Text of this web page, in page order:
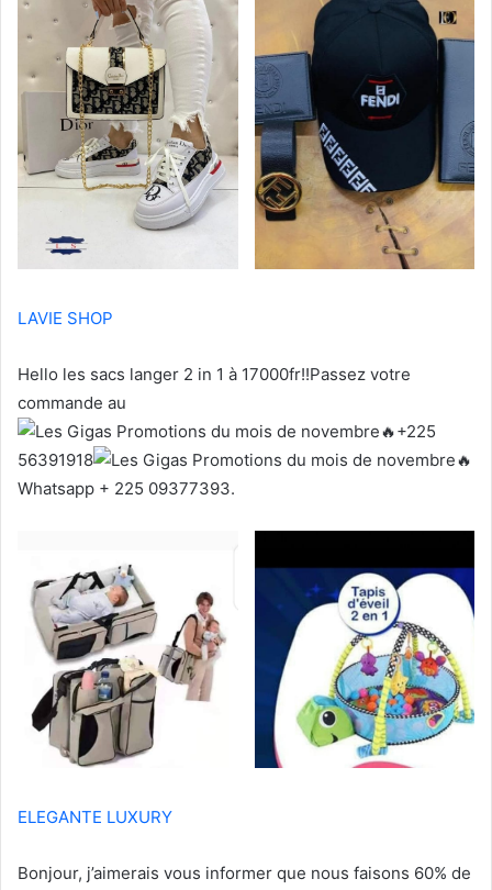
LAVIE SHOP
Hello les sacs langer 2 in 1 à 17000fr!!Passez votre
commande au
+225
56391918
Whatsapp + 225 09377393.
ELEGANTE LUXURY
Bonjour, j’aimerais vous informer que nous faisons 60% de